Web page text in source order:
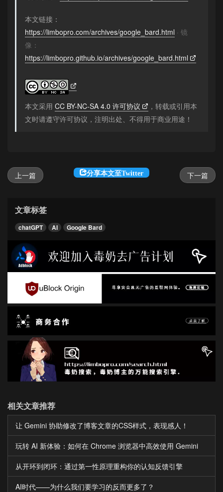
本文链接：
https://limbopro.com/archives/google_bard.html · 镜
像：
https://limbopro.github.io/archives/google_bard.html
本文采用 CC BY-NC-SA 4.0 许可协议
，转载或引用本
文时请遵守许可协议，注明出处、不得用于商业用途！
下一篇
分享本文至Twitter
上一篇
文章标签
chatGPT AI Google Bard
相关文章推荐
让 Gemini 协助修改了博客文章的CSS样式，表现感人！
玩转 AI 新体验：如何在 Chrome 浏览器中高效使用 Gemini
从开环到闭环：通过第一性原理重构你的认知反馈引擎
AI时代——为什么我们要学习的反而更多了？